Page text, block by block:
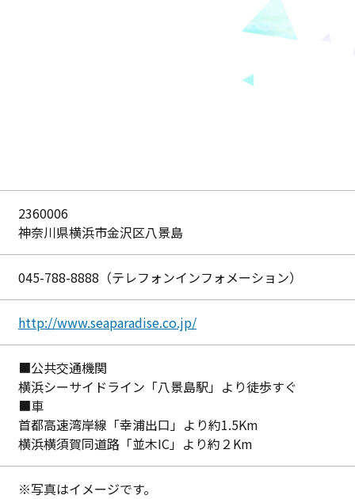
2360006
神奈川県横浜市金沢区八景島
045-788-8888（テレフォンインフォメーション）
http://www.seaparadise.co.jp/
■公共交通機関
横浜シーサイドライン「八景島駅」より徒歩すぐ
■車
首都高速湾岸線「幸浦出口」より約1.5Km
横浜横須賀同道路「並木IC」より約２Km
※写真はイメージです。